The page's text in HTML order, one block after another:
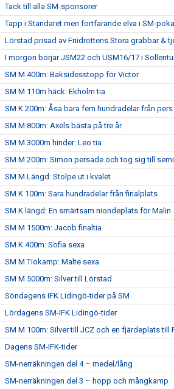
Tack till alla SM-sponsorer
Tapp i Standaret men fortfarande elva i SM-
Lörstad prisad av Friidrottens Stora grabbar &
I morgon börjar JSM22 och USM16/17 i
SM M 400m: Baksidesstopp för Victor
SM M 110m häck: Ekholm tia
SM K 200m: Åsa bara fem hundradelar från pers
SM M 800m: Axels bästa på tre år
SM M 3000m hinder: Leo tia
SM M 200m: Simon persade och tog sig till
SM M Längd: Stolpe ut i kvalet
SM K 100m: Sara hundradelar från finalplats
SM K längd: En smärtsam niondeplats för Malin
SM M 1500m: Jacob finaltia
SM K 400m: Sofia sexa
SM M Tiokamp: Malte sexa
SM M 5000m: Silver till Lörstad
Söndagens IFK Lidingö-tider på SM
Lördagens SM-IFK Lidingö-tider
SM M 100m: Silver till JCZ och en fjärdeplats till
Dagens SM-IFK-tider
SM-nerräkningen del 4 – medel/lång
SM-nerräkningen del 3 – hopp och mångkamp